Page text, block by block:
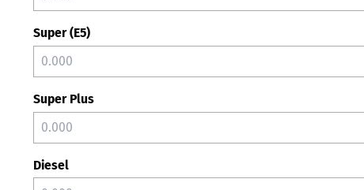
Super (E5)
Super Plus
Diesel